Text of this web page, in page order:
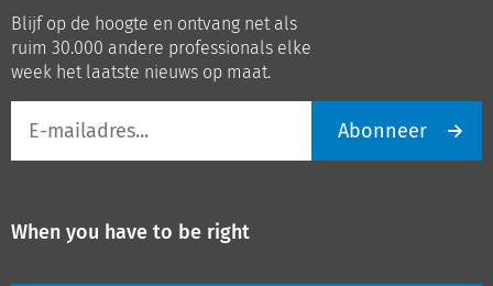
LinkedInYoutube
Blijf op de hoogte en ontvang net als
ruim 30.000 andere professionals elke
week het laatste nieuws op maat.
mailadres
Abonneer
When you have to be right